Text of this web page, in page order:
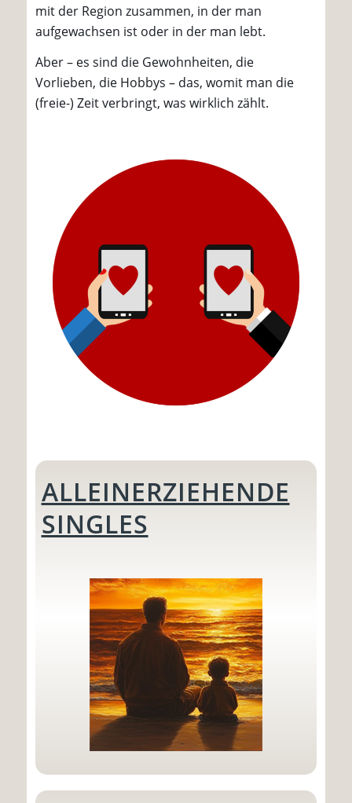
mit der Region zusammen, in der man
aufgewachsen ist oder in der man lebt.
Aber – es sind die Gewohnheiten, die
Vorlieben, die Hobbys – das, womit man die
(freie-) Zeit verbringt, was wirklich zählt.
ALLEINERZIEHENDE
SINGLES